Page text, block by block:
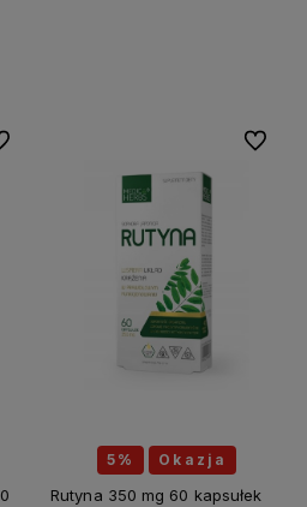
ulubionych
5% Okazja
Rutyna 350 mg 60 kapsułek
Do